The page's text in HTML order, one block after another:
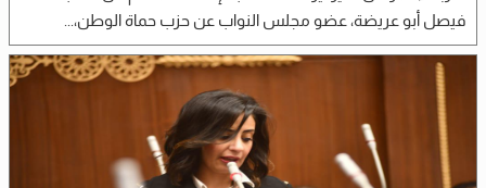
فيصل أبو عريضة، عضو مجلس النواب عن حزب حماة الوطن،...